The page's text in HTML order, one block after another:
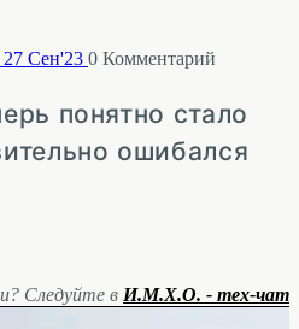
Сен'23 0 Комментарий
понятно стало
ошибался
Следуйте в И.М.Х.О. - тех-чат